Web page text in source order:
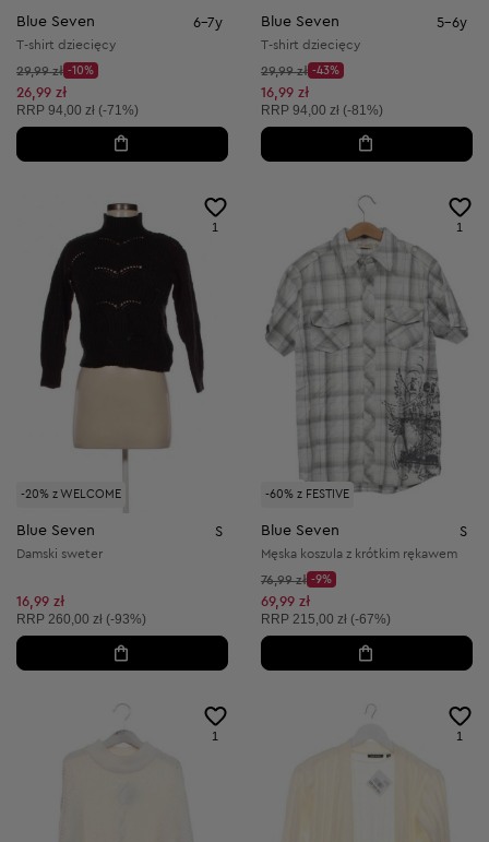
Blue Seven 6-7y
T-shirt dziecięcy
Cena początkowa:
29,99 zł
Discount Price:
-10%
Obniżona cena:
26,99 zł
Cena sugerowana:
RRP 94,00 zł (-71%)
Blue Seven 5-6y
T-shirt dziecięcy
Cena początkowa:
29,99 zł
Discount Price:
-43%
Obniżona cena:
16,99 zł
Cena sugerowana:
RRP 94,00 zł (-81%)
-20% z WELCOME
1
Blue Seven S
Damski sweter
16,99 zł
Cena sugerowana:
RRP 260,00 zł (-93%)
-60% z FESTIVE
1
Blue Seven S
Męska koszula z krótkim rękawem
Cena początkowa:
76,99 zł
Discount Price:
-9%
Obniżona cena:
69,99 zł
Cena sugerowana:
RRP 215,00 zł (-67%)
1 1